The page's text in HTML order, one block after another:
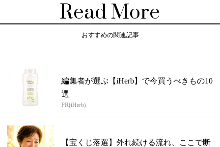
Read More
おすすめの関連記事
編集者が選ぶ【iHerb】で今買うべきもの10
選
PR(iHerb)
【宝くじ落選】外れ続ける流れ、ここで断